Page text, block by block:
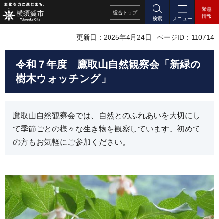
総合 トップ
検索
メニュー
緊急
情報
更新日：2025年4月24日 ページID：110714
令和７年度 鷹取山自然観察会「新緑の
樹木ウォッチング」
鷹取山自然観察会では、自然とのふれあいを大切にし
て季節ごとの様々な生き物を観察しています。初めて
の方もお気軽にご参加ください。